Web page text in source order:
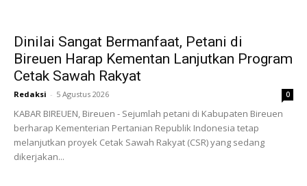
Dinilai Sangat Bermanfaat, Petani di
Bireuen Harap Kementan Lanjutkan Program
Cetak Sawah Rakyat
Redaksi - 5 Agustus 2026 0
KABAR BIREUEN, Bireuen - Sejumlah petani di Kabupaten Bireuen
berharap Kementerian Pertanian Republik Indonesia tetap
melanjutkan proyek Cetak Sawah Rakyat (CSR) yang sedang
dikerjakan...